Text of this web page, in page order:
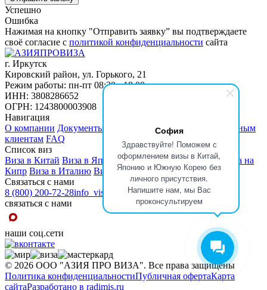
София
Здравствуйте! Поможем с
оформлением визы в Китай,
Японию и Южную Корею без
личного присутствия.
Напишите нам, мы Вас
проконсультируем
Успешно
Ошибка
Нажимая на кнопку "Отправить заявку” вы подтверждаете
своё согласие с политикой конфиденциальности сайта
г. Иркутск
Кировский район, ул. Горького, 21
Режим работы: пн-пт 08:30 - 18:00
ИНН: 3808286652
ОГРН: 1243800003908
Навигация
О компании Документы Партнерам
Корпоративным
клиентам FAQ
Список виз
Виза в Китай Виза в Японию Виза в Южную Корею
Виза на
Кипр Виза в Италию Виза в Испанию Виза во Францию
Связаться с нами
8 (800) 200-72-28info_visa@asiaprovisa.ru
связаться с нами
наши соц.сети
© 2026 ООО "АЗИЯ ПРО ВИЗА". Все права защищены
Политика конфиденциальностиПубличная офертаКарта
сайтаРазработано в radimis.ru